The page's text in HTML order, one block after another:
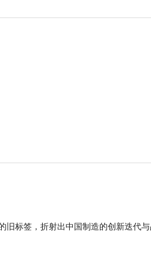
旧标签，折射出中国制造的创新迭代